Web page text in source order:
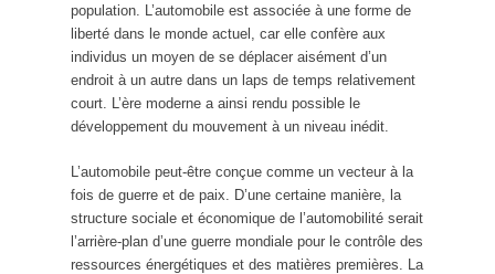
population. L’automobile est associée à une forme de
liberté dans le monde actuel, car elle confère aux
individus un moyen de se déplacer aisément d’un
endroit à un autre dans un laps de temps relativement
court. L’ère moderne a ainsi rendu possible le
développement du mouvement à un niveau inédit.
L’automobile peut-être conçue comme un vecteur à la
fois de guerre et de paix. D’une certaine manière, la
structure sociale et économique de l’automobilité serait
l’arrière-plan d’une guerre mondiale pour le contrôle des
ressources énergétiques et des matières premières. La